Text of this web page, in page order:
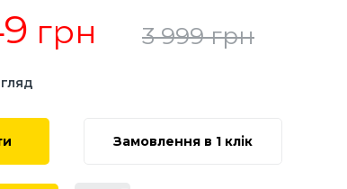
грн 3 999грн
Замовлення в 1 клік